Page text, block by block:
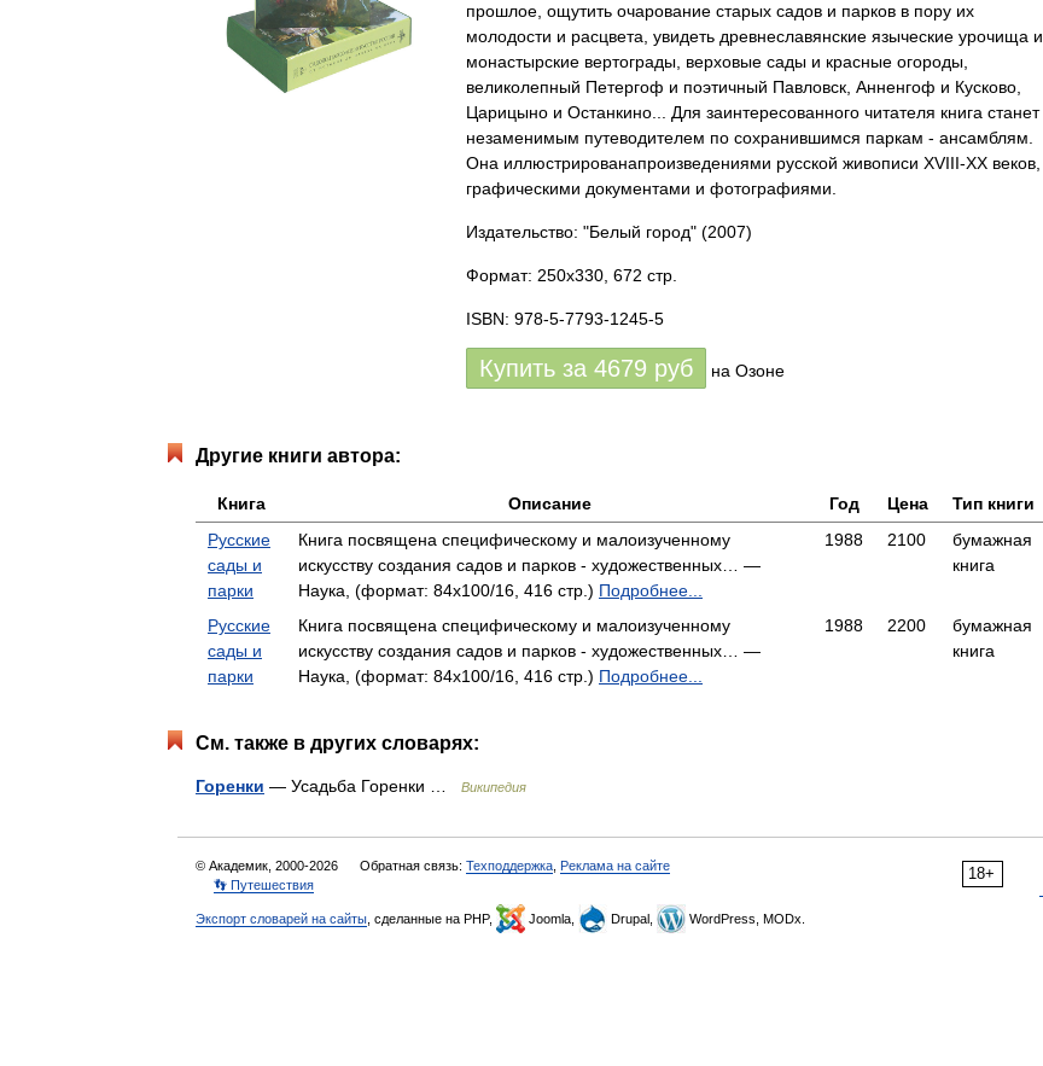
прошлое, ощутить очарование старых садов и парков в пору их
молодости и расцвета, увидеть древнеславянские языческие урочища и
монастырские вертограды, верховые сады и красные огороды,
великолепный Петергоф и поэтичный Павловск, Анненгоф и Кусково,
Царицыно и Останкино... Для заинтересованного читателя книга станет
незаменимым путеводителем по сохранившимся паркам - ансамблям.
Она иллюстрированапроизведениями русской живописи XVIII-XX веков,
графическими документами и фотографиями.
Издательство: "Белый город" (2007)
Формат: 250x330, 672 стр.
ISBN: 978-5-7793-1245-5
Купить за 4679 руб на Озоне
Другие книги автора:
Книга Описание Год Цена
Тип книги
Русские
сады и
парки
Книга посвящена специфическому и малоизученному
искусству создания садов и парков - художественных… —
Наука, (формат: 84x100/16, 416 стр.) Подробнее...
1988 2100
бумажная
книга
Русские
сады и
парки
Книга посвящена специфическому и малоизученному
искусству создания садов и парков - художественных… —
Наука, (формат: 84x100/16, 416 стр.) Подробнее...
1988 2200
бумажная
книга
См. также в других словарях:
Горенки — Усадьба Горенки … Википедия
18+
© Академик, 2000-2026 Обратная связь: Техподдержка Реклама на сайте
👣 Путешествия
Экспорт словарей на сайты , сделанные на PHP, Joomla, Drupal, WordPress, MODx.